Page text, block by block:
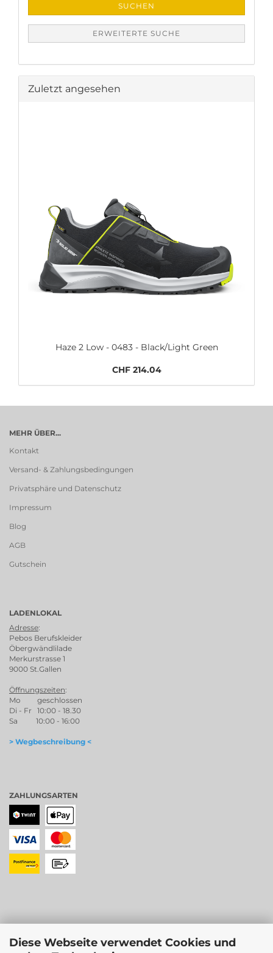
Diese Webseite verwendet Cookies und
SUCHEN
ERWEITERTE SUCHE
Zuletzt angesehen
Haze 2 Low - 0483 - Black/Light Green
CHF 214.04
MEHR ÜBER...
Kontakt
Versand- & Zahlungsbedingungen
Privatsphäre und Datenschutz
Impressum
Blog
AGB
Gutschein
LADENLOKAL
Adresse:
Pebos Berufskleider
Öbergwändlilade
Merkurstrasse 1
9000 St.Gallen
Öffnungszeiten:
Mo geschlossen
Di - Fr 10:00 - 18.30
Sa 10:00 - 16:00
> Wegbeschreibung <
ZAHLUNGSARTEN